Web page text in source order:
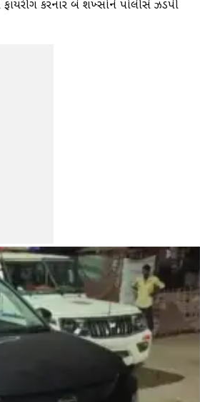
ફાયરીંગ કરનાર બે શખ્સોને પોલીસે ઝડપી